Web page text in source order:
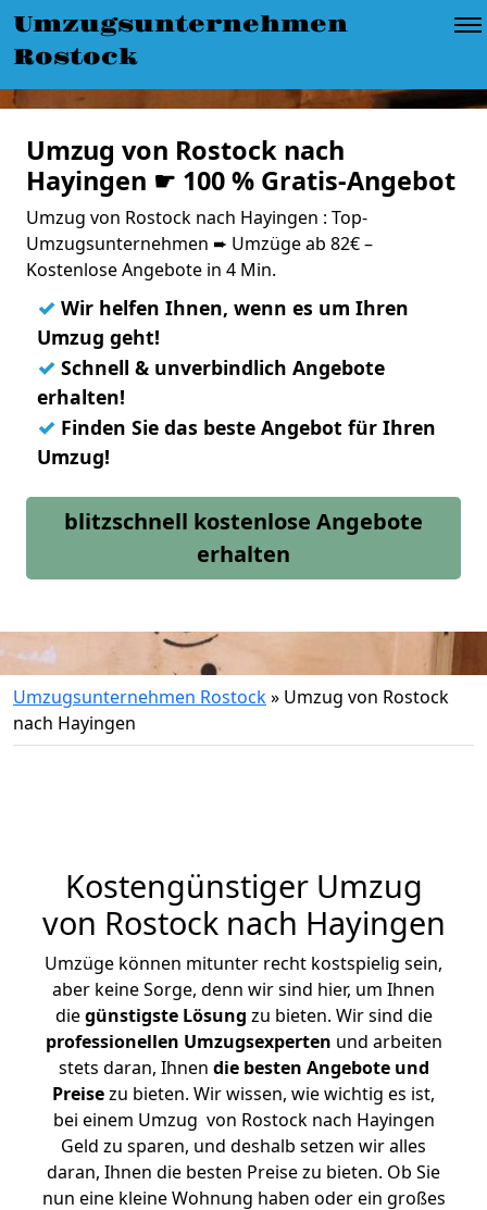
Umzugsunternehmen
Rostock
Umzug von Rostock nach
Hayingen ☛ 100 % Gratis-Angebot
Umzug von Rostock nach Hayingen : Top-
Umzugsunternehmen ➨ Umzüge ab 82€ –
Kostenlose Angebote in 4 Min.
✓ Wir helfen Ihnen, wenn es um Ihren
Umzug geht!
✓ Schnell & unverbindlich Angebote
erhalten!
✓ Finden Sie das beste Angebot für Ihren
Umzug!
blitzschnell kostenlose Angebote
erhalten
Umzugsunternehmen Rostock» Umzug von Rostock
nach Hayingen
Kostengünstiger Umzug
von Rostock nach Hayingen
Umzüge können mitunter recht kostspielig sein,
aber keine Sorge, denn wir sind hier, um Ihnen
diegünstigste Lösung zu bieten. Wir sind die
professionellen Umzugsexperten und arbeiten
stets daran, Ihnen die besten Angebote und
Preisezu bieten. Wir wissen, wie wichtig es ist,
bei einem Umzug von Rostock nach Hayingen
Geld zu sparen, und deshalb setzen wir alles
daran, Ihnen die besten Preise zu bieten. Ob Sie
nun eine kleine Wohnung haben oder ein großes